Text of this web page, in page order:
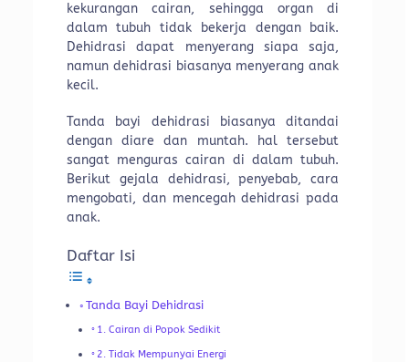
kekurangan cairan, sehingga organ di
dalam tubuh tidak bekerja dengan baik.
Dehidrasi dapat menyerang siapa saja,
namun dehidrasi biasanya menyerang anak
kecil.
Tanda bayi dehidrasi biasanya ditandai
dengan diare dan muntah. hal tersebut
sangat menguras cairan di dalam tubuh.
Berikut gejala dehidrasi, penyebab, cara
mengobati, dan mencegah dehidrasi pada
anak.
Daftar Isi
Tanda Bayi Dehidrasi
1. Cairan di Popok Sedikit
2. Tidak Mempunyai Energi